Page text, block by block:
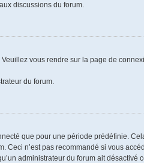
discussions du forum.
vous rendre sur la page de
du forum.
que pour une période prédéfinie.
n’est pas recommandé si vous
administrateur du forum ait désactivé